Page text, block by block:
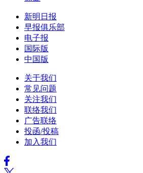
新明日报
早报俱乐部
电子报
国际版
中国版
关于我们
常见问题
关注我们
联络我们
广告联络
投函/投稿
加入我们